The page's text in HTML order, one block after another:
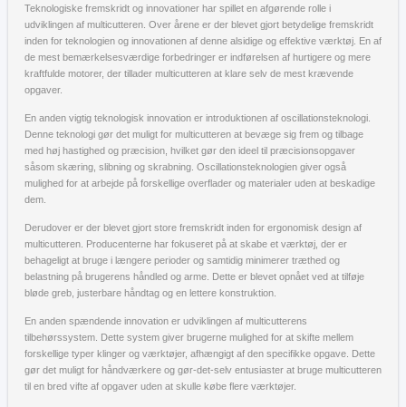
Teknologiske fremskridt og innovationer har spillet en afgørende rolle i
udviklingen af multicutteren. Over årene er der blevet gjort betydelige fremskridt
inden for teknologien og innovationen af denne alsidige og effektive værktøj. En af
de mest bemærkelsesværdige forbedringer er indførelsen af ​​hurtigere og mere
kraftfulde motorer, der tillader multicutteren at klare selv de mest krævende
opgaver.
En anden vigtig teknologisk innovation er introduktionen af ​​oscillationsteknologi.
Denne teknologi gør det muligt for multicutteren at bevæge sig frem og tilbage
med høj hastighed og præcision, hvilket gør den ideel til præcisionsopgaver
såsom skæring, slibning og skrabning. Oscillationsteknologien giver også
mulighed for at arbejde på forskellige overflader og materialer uden at beskadige
dem.
Derudover er der blevet gjort store fremskridt inden for ergonomisk design af
multicutteren. Producenterne har fokuseret på at skabe et værktøj, der er
behageligt at bruge i længere perioder og samtidig minimerer træthed og
belastning på brugerens håndled og arme. Dette er blevet opnået ved at tilføje
bløde greb, justerbare håndtag og en lettere konstruktion.
En anden spændende innovation er udviklingen af ​​multicutterens
tilbehørssystem. Dette system giver brugerne mulighed for at skifte mellem
forskellige typer klinger og værktøjer, afhængigt af den specifikke opgave. Dette
gør det muligt for håndværkere og gør-det-selv entusiaster at bruge multicutteren
til en bred vifte af opgaver uden at skulle købe flere værktøjer.